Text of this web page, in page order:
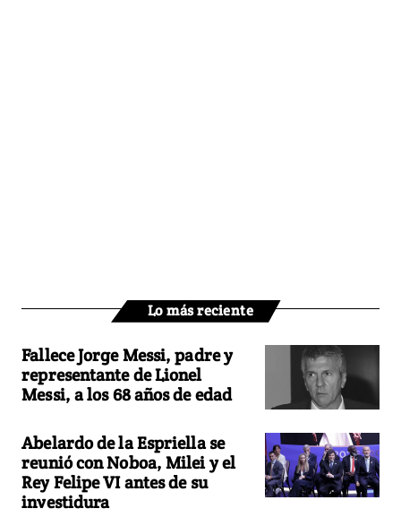
Lo más reciente
Fallece Jorge Messi, padre y
representante de Lionel
Messi, a los 68 años de edad
Abelardo de la Espriella se
reunió con Noboa, Milei y el
Rey Felipe VI antes de su
investidura